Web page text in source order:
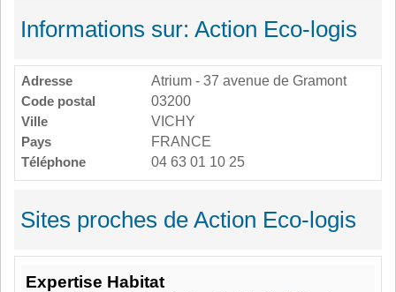
Informations sur: Action Eco-logis
Adresse
Atrium - 37 avenue de Gramont
Code postal
03200
Ville
VICHY
Pays
FRANCE
Téléphone
04 63 01 10 25
Sites proches de Action Eco-logis
Expertise Habitat